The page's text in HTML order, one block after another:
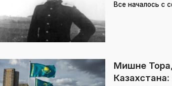
Все началось с
Мишне